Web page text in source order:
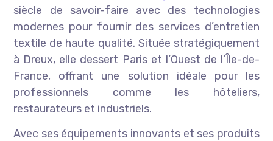
siècle de savoir-faire avec des technologies
modernes pour fournir des services d’entretien
textile de haute qualité. Située stratégiquement
à Dreux, elle dessert Paris et l’Ouest de l’Île-de-
France, offrant une solution idéale pour les
professionnels comme les hôteliers,
restaurateurs et industriels.
Avec ses équipements innovants et ses produits